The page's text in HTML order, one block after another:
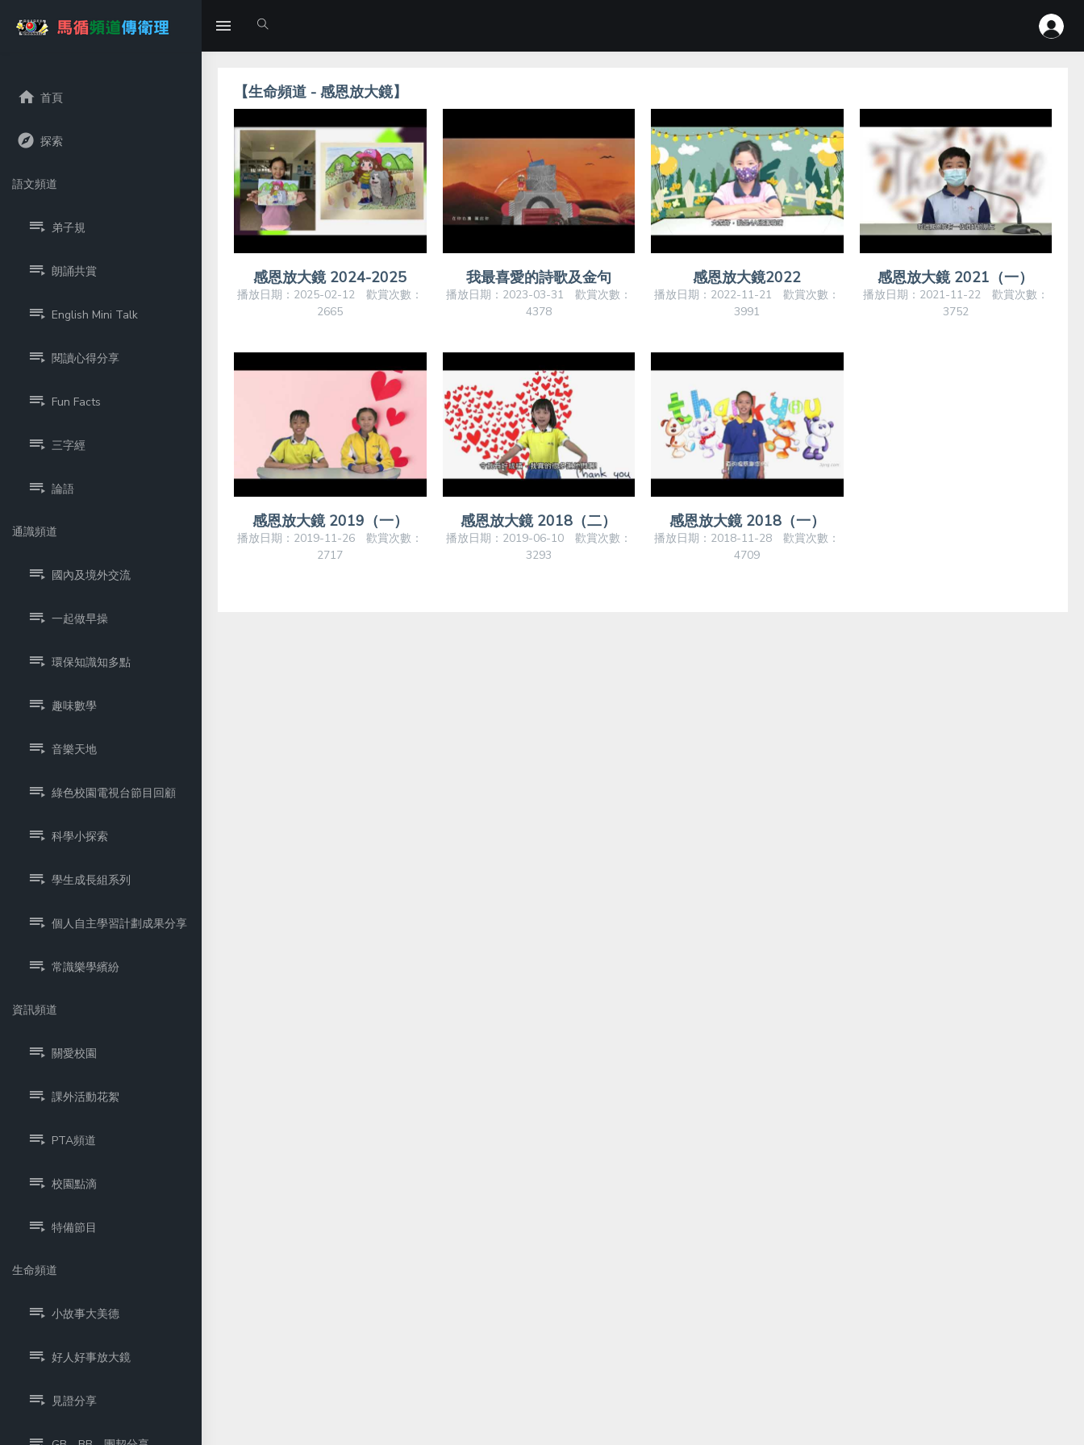
首頁
探索
語文頻道
弟子規
朗誦共賞
English Mini Talk
閱讀心得分享
Fun Facts
三字經
論語
通識頻道
國內及境外交流
一起做早操
環保知識知多點
趣味數學
音樂天地
綠色校園電視台節目回顧
科學小探索
學生成長組系列
個人自主學習計劃成果分享
常識樂學繽紛
資訊頻道
關愛校園
課外活動花絮
PTA頻道
校園點滴
特備節目
生命頻道
小故事大美德
好人好事放大鏡
見證分享
【生命頻道 - 感恩放大鏡】
感恩放大鏡 2024-2025
播放日期：2025-02-12 歡賞次數：
2665
我最喜愛的詩歌及金句
播放日期：2023-03-31 歡賞次數：
4378
感恩放大鏡2022
播放日期：2022-11-21 歡賞次數：
3991
感恩放大鏡 2021（一）
播放日期：2021-11-22 歡賞次數：
3752
感恩放大鏡 2019（一）
播放日期：2019-11-26 歡賞次數：
2717
感恩放大鏡 2018（二）
播放日期：2019-06-10 歡賞次數：
3293
感恩放大鏡 2018（一）
播放日期：2018-11-28 歡賞次數：
4709